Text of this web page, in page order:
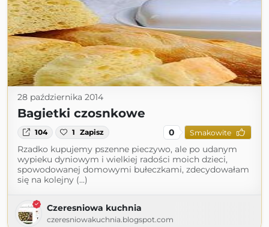
28 października 2014
Bagietki czosnkowe
104 1 Zapisz 0 Smakowite
Rzadko kupujemy pszenne pieczywo, ale po udanym
wypieku dyniowym i wielkiej radości moich dzieci,
spowodowanej domowymi bułeczkami, zdecydowałam
się na kolejny (...)
Czeresniowa kuchnia
czeresniowakuchnia.blogspot.com